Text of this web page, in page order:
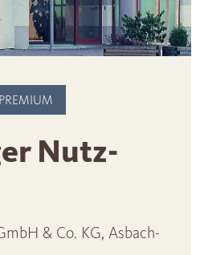
Nutz-
& Co. KG, Asbach-